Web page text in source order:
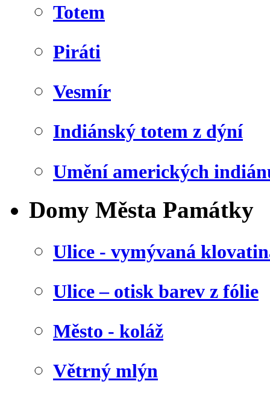
Totem
Piráti
Vesmír
Indiánský totem z dýní
Umění amerických
Domy Města Památky
Ulice - vymývaná
Ulice – otisk barev z fólie
Město - koláž
Větrný mlýn